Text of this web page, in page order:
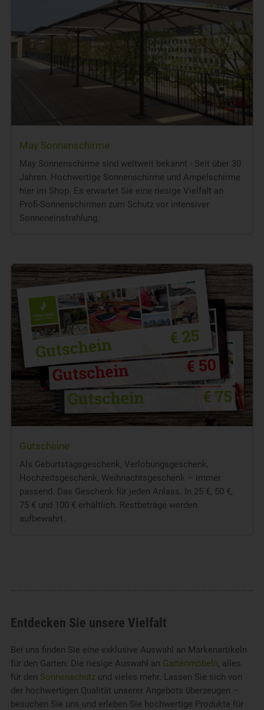
May Sonnenschirme
May Sonnenschirme sind weltweit bekannt - Seit über 30
Jahren. Hochwertige Sonnenschirme und Ampelschirme
hier im Shop. Es erwartet Sie eine riesige Vielfalt an
Profi-Sonnenschirmen zum Schutz vor intensiver
Sonneneinstrahlung.
Gutscheine
Als Geburtstagsgeschenk, Verlobungsgeschenk,
Hochzeitsgeschenk, Weihnachtsgeschenk – immer
passend. Das Geschenk für jeden Anlass. In 25 €, 50 €,
75 € und 100 € erhältlich. Restbeträge werden
aufbewahrt.
Entdecken Sie unsere Vielfalt
Bei uns finden Sie eine exklusive Auswahl an Markenartikeln
für den Garten. Die riesige Auswahl an Gartenmöbeln, alles
für den Sonnenschutzund vieles mehr. Lassen Sie sich von
der hochwertigen Qualität unserer Angebots überzeugen –
besuchen Sie uns und erleben Sie hochwertige Produkte für